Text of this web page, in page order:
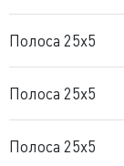
Полоса 25x5
Полоса 25x5
Полоса 25x5